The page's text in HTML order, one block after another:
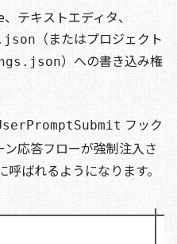
テキストエディタ、
（またはプロジェクト
）への書き込み権
フック
応答フローが強制注入さ
呼ばれるようになります。